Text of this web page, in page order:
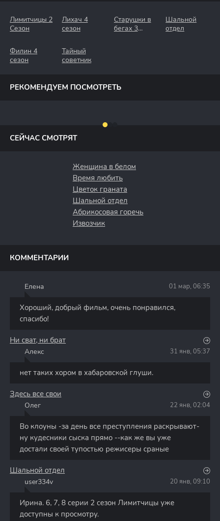
Лимитчицы 2
Сезон
Лихач 4
сезон
Старушки в
бегах 3
Шальной
отдел
Филин 4
сезон
Тайный
советник
РЕКОМЕНДУЕМ ПОСМОТРЕТЬ
СЕЙЧАС СМОТРЯТ
Женщина в белом
Время любить
Цветок граната
Шальной отдел
Абрикосовая горечь
Извозчик
КОММЕНТАРИИ
Елена 01 мар, 06:35
Хороший, добрый фильм, очень понравился,
спасибо!
Ни сват, ни брат
Алекс 31 янв, 05:37
нет таких хором в хабаровской глуши.
Здесь все свои
Олег 22 янв, 02:04
Во клоуны -за день все преступления раскрывают-
ну кудесники сыска прямо --как же вы уже
достали своей тупостью режисеры сраные
Шальной отдел
user334v 20 янв, 09:10
Ирина. 6, 7, 8 серии 2 сезон Лимитчицы уже
доступны к просмотру.